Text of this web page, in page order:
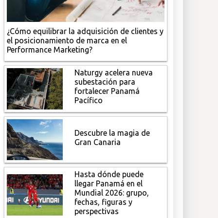
¿Cómo equilibrar la adquisición de clientes y
el posicionamiento de marca en el
Performance Marketing?
Naturgy acelera nueva
subestación para
fortalecer Panamá
Pacífico
Descubre la magia de
Gran Canaria
Hasta dónde puede
llegar Panamá en el
Mundial 2026: grupo,
fechas, figuras y
perspectivas